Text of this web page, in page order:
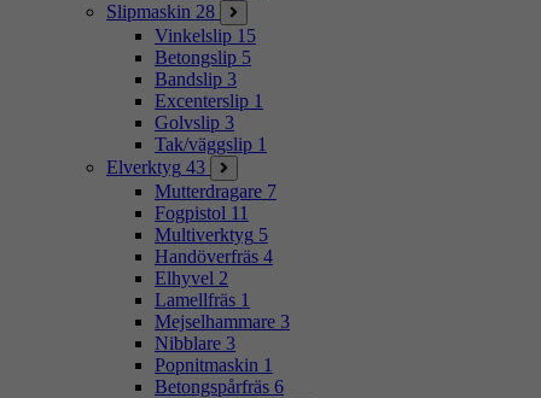
Slipmaskin 28
Vinkelslip 15
Betongslip 5
Bandslip 3
Excenterslip 1
Golvslip 3
Tak/väggslip 1
Elverktyg 43
Mutterdragare 7
Fogpistol 11
Multiverktyg 5
Handöverfräs 4
Elhyvel 2
Lamellfräs 1
Mejselhammare 3
Nibblare 3
Popnitmaskin 1
Betongspårfräs 6